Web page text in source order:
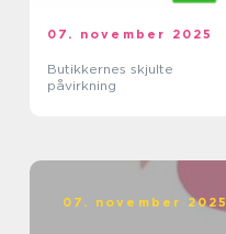
07. november 2025
Butikkernes skjulte
påvirkning
07. november 2025